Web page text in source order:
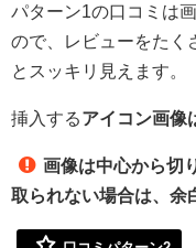
パターン1の口コミは
ので、レビューをたく
とスッキリ見えます。
挿入するアイコン画像
画像は中心から切
取られない場合は、余